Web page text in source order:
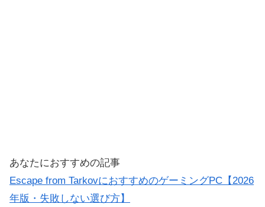
あなたにおすすめの記事
Escape from TarkovにおすすめのゲーミングPC【2026
年版・失敗しない選び方】